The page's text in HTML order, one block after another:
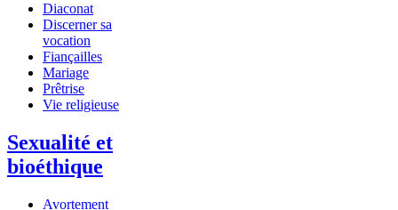
Diaconat
Discerner sa
vocation
Fiançailles
Mariage
Prêtrise
Vie religieuse
Sexualité et
bioéthique
Avortement